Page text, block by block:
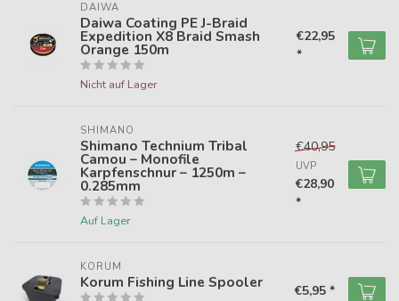
DAIWA
Daiwa Coating PE J-Braid
Expedition X8 Braid Smash
Orange 150m
Nicht auf Lager
€22,95
*
SHIMANO
Shimano Technium Tribal
Camou – Monofile
Karpfenschnur – 1250m –
0.285mm
Auf Lager
€40,95
UVP
€28,90
*
KORUM
Korum Fishing Line Spooler €5,95 *